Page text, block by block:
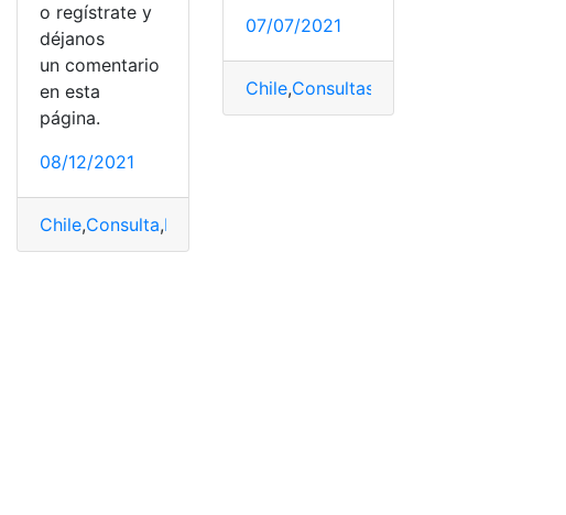
o regístrate y
déjanos
un comentario
en esta
página.
08/12/2021
Chile,Consulta,Estado de cuenta
07/07/2021
Chile,Consultas